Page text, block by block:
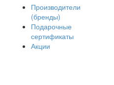
Производители
(бренды)
Подарочные
сертификаты
Акции